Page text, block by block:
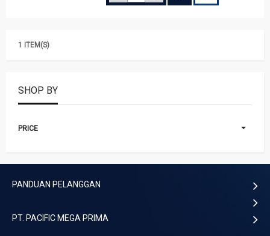
1 ITEM(S)
SHOP BY
PRICE
PANDUAN PELANGGAN
PT. PACIFIC MEGA PRIMA